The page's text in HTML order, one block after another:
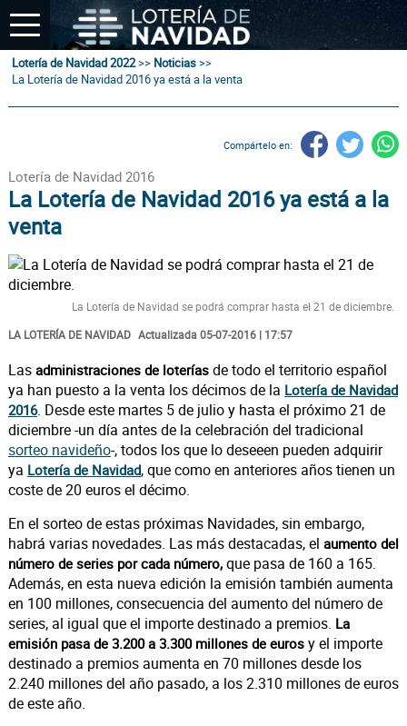
Lotería de Navidad 2022>> Noticias>>
La Lotería de Navidad 2016 ya está a la venta
Compártelo en:
Lotería de Navidad 2016
La Lotería de Navidad 2016 ya está a la
venta
La Lotería de Navidad se podrá comprar hasta el 21 de diciembre.
LA LOTERÍA DE NAVIDAD Actualizada 05-07-2016 | 17:57
Las administraciones de loterías de todo el territorio español
ya han puesto a la venta los décimos de la Lotería de Navidad
2016. Desde este martes 5 de julio y hasta el próximo 21 de
diciembre -un día antes de la celebración del tradicional
sorteo navideño-, todos los que lo deseeen pueden adquirir
ya Lotería de Navidad, que como en anteriores años tienen un
coste de 20 euros el décimo.
En el sorteo de estas próximas Navidades, sin embargo,
habrá varias novedades. Las más destacadas, el aumento del
número de series por cada número,que pasa de 160 a 165.
Además, en esta nueva edición la emisión también aumenta
en 100 millones, consecuencia del aumento del número de
series, al igual que el importe destinado a premios. La
emisión pasa de 3.200 a 3.300 millones de eurosy el importe
destinado a premios aumenta en 70 millones desde los
2.240 millones del año pasado, a los 2.310 millones de euros
de este año.